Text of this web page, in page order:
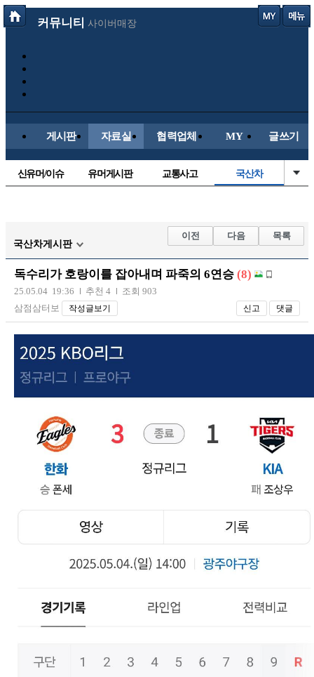
커뮤니티 사이버매장
게시판 자료실 협력업체 MY 글쓰기
신유머/이슈 유머게시판 교통사고 국산차
자유사진 군사/무기
트럭/버스
장착시공사진
국산차게시판
이전 다음 목록
독수리가 호랑이를 잡아내며 파죽의 6연승 (8)
25.05.04 19:36 추천 4
조회 903
삼점삼터보
작성글보기 신고 댓글